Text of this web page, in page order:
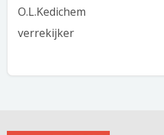
O.L.Kedichem
verrekijker